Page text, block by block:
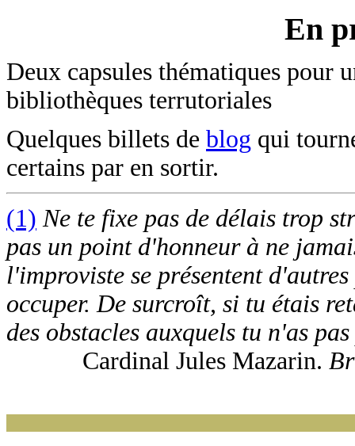
En
Deux capsules thématiques pour
bibliothèques terrutoriales
Quelques billets de blog qui
certains par en sortir.
(1) Ne te fixe pas de délais trop
pas un point d'honneur à ne
l'improviste se présentent
occuper. De surcroît, si tu étais
des obstacles auxquels tu n'as
Cardinal Jules Mazarin.